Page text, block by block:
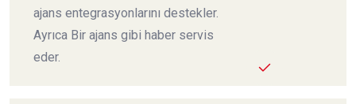
ajans entegrasyonlarını destekler.
Ayrıca Bir ajans gibi haber servis
eder.